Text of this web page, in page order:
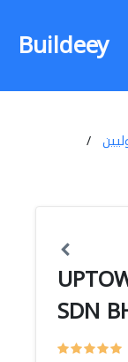
Buildeey
SDN